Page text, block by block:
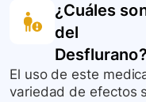
¿Cuáles
del
Desflurano?
El uso de este
variedad de efectos